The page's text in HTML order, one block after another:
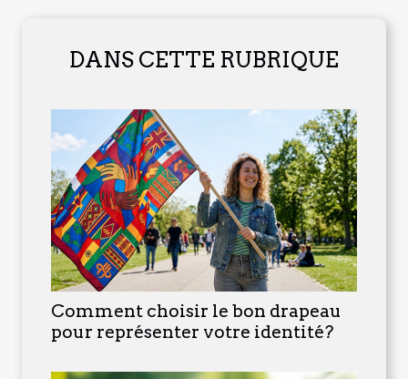
DANS CETTE RUBRIQUE
Comment choisir le bon drapeau
pour représenter votre identité?